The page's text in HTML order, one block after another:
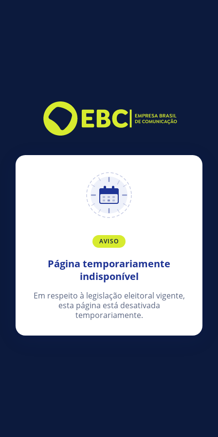
AVISO
Página temporariamente
indisponível
Em respeito à legislação eleitoral vigente,
esta página está desativada
temporariamente.